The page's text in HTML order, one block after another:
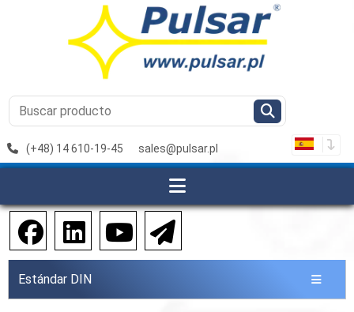
(+48) 14 610-19-45 sales@pulsar.pl
Estándar DIN